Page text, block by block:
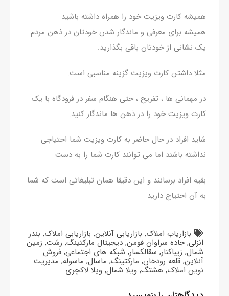
همیشه کارت ویزیت خود را همراه داشته باشید
همیشه برای معرفی و ماندگار شدن خودتان در ذهن مردم
یک نشانی از خودتان باقی بگذارید.
مثلا داشتن کارت ویزیت گزینه مناسبی است.
در مهمانی ها ، تفریح ، حتی هنگام سفر در فرودگاه با یک
کارت ویزیت خود را در ذهن ها ماندگار کنید.
شاید افراد در حال حاضر به کارت ویزیت شما احتیاجی
نداشته باشند اما می توانند کارت شما را به دست
بقیه افراد برسانند و این دقیقا همان تبلیغاتی است که شما
به آن احتیاج دارید
بازاریاب املاک, بازاریابی آنلاین, بازاریابی املاک, بندر
انزلی,جاده سراوان فومن, دیجیتال مارکتینگ, رشت, زمین
شمال, زیباکنار, سقالکسار, شبکه های اجتماعی, فروش
آنلاین, قلعه رودخان, مارکتینگ, ماسال, ماسوله, مدیریت
نوین املاک, هشتگ, ویلا شمال, ویلا لاکچری